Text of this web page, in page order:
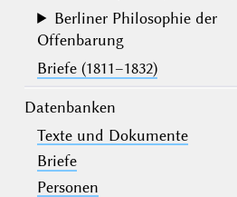
Berliner Philosophie der
Offenbarung
Briefe (1811–1832)
Datenbanken
Texte und Dokumente
Briefe
Personen